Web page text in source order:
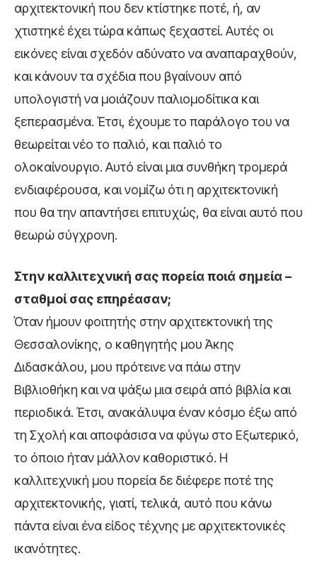
αρχιτεκτονική που δεν κτίστηκε ποτέ, ή, αν
χτιστηκέ έχει τώρα κάπως ξεχαστεί. Αυτές οι
εικόνες είναι σχεδόν αδύνατο να αναπαραχθούν,
και κάνουν τα σχέδια που βγαίνουν από
υπολογιστή να μοιάζουν παλιομοδίτικα και
ξεπερασμένα. Έτσι, έχουμε το παράλογο του να
θεωρείται νέο το παλιό, και παλιό το
ολοκαίνουργιο. Αυτό είναι μια συνθήκη τρομερά
ενδιαφέρουσα, και νομίζω ότι η αρχιτεκτονική
που θα την απαντήσει επιτυχώς, θα είναι αυτό που
θεωρώ σύγχρονη.
Στην καλλιτεχνική σας πορεία ποιά σημεία –
σταθμοί σας επηρέασαν;
Όταν ήμουν φοιτητής στην αρχιτεκτονική της
Θεσσαλονίκης, ο καθηγητής μου Άκης
Διδασκάλου, μου πρότεινε να πάω στην
Βιβλιοθήκη και να ψάξω μια σειρά από βιβλία και
περιοδικά. Έτσι, ανακάλυψα έναν κόσμο έξω από
τη Σχολή και αποφάσισα να φύγω στο Εξωτερικό,
το όποιο ήταν μάλλον καθοριστικό. Η
καλλιτεχνική μου πορεία δε διέφερε ποτέ της
αρχιτεκτονικής, γιατί, τελικά, αυτό που κάνω
πάντα είναι ένα είδος τέχνης με αρχιτεκτονικές
ικανότητες.